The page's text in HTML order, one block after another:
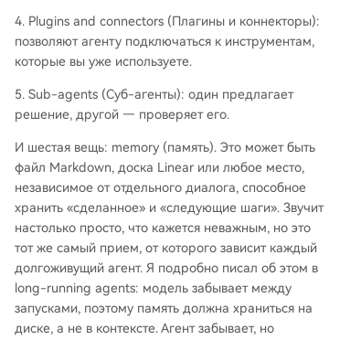
4. Plugins and connectors (Плагины и коннекторы):
позволяют агенту подключаться к инструментам,
которые вы уже используете.
5. Sub-agents (Суб-агенты): один предлагает
решение, другой — проверяет его.
И шестая вещь: memory (память). Это может быть
файл Markdown, доска Linear или любое место,
независимое от отдельного диалога, способное
хранить «сделанное» и «следующие шаги». Звучит
настолько просто, что кажется неважным, но это
тот же самый прием, от которого зависит каждый
долгоживущий агент. Я подробно писал об этом в
long-running agents: модель забывает между
запусками, поэтому память должна храниться на
диске, а не в контексте. Агент забывает, но